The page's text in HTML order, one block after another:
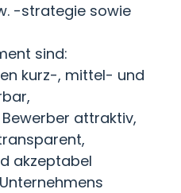
-strategie sowie
sind:
kurz-, mittel- und
attraktiv,
akzeptabel